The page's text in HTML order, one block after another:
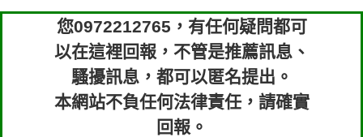
手法、各類詐騙 )
回報時間：2024-08-01 11:20:30
匿名：
👎 推銷/可疑電話/不信任電話
回報內容：工程施作品質不良
您0972212765，有任何疑問都可
以在這裡回報，不管是推薦訊息、
騷擾訊息，都可以匿名提出。
本網站不負任何法律責任，請確實
回報。